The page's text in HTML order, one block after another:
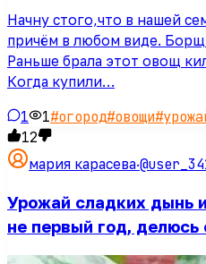
Начну стого,что в нашей
причём в любом виде.
Раньше брала этот овощ
Когда купили…
1 1#огород#овощи#
12
мария карасева·
Урожай сладких дынь
не первый год, делюсь